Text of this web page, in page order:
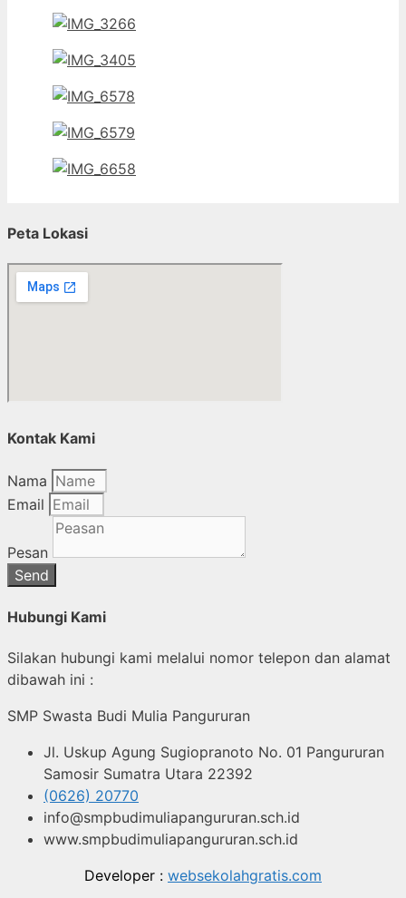
Peta Lokasi
Kontak Kami
Nama
Email
Pesan
Send
Hubungi Kami
Silakan hubungi kami melalui nomor telepon dan alamat
dibawah ini :
SMP Swasta Budi Mulia Pangururan
Jl. Uskup Agung Sugiopranoto No. 01 Pangururan
Samosir Sumatra Utara 22392
(0626) 20770
info@smpbudimuliapangururan.sch.id
www.smpbudimuliapangururan.sch.id
Developer : websekolahgratis.com